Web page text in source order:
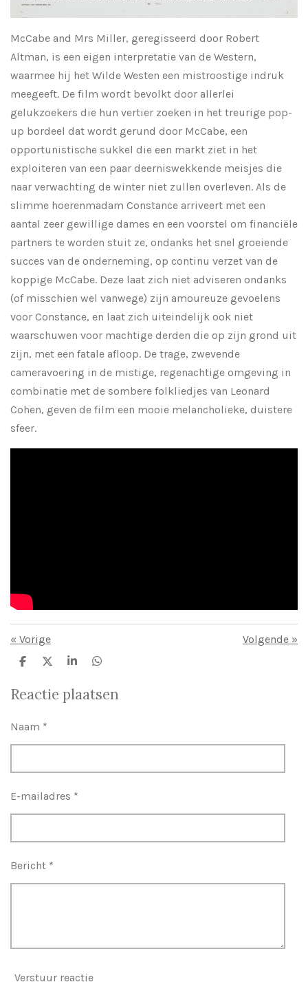
McCabe and Mrs Miller, geregisseerd door Robert
Altman, is een eigen interpretatie van de Western,
waarmee hij het Wilde Westen een mistroostige indruk
meegeeft. De film wordt bevolkt door allerlei
gelukzoekers die hun vertier zoeken in het treurige pop-
up bordeel dat wordt gerund door McCabe, een
opportunistische sukkel die een markt ziet in het
exploiteren van een paar deerniswekkende meisjes die
naar verwachting de winter niet zullen overleven. Als de
slimme hoerenmadam Constance arriveert met een
aantal zeer gewillige dames en een voorstel om financiële
partners te worden stuit ze, ondanks het snel groeiende
succes van de onderneming, op continu verzet van de
koppige McCabe. Deze laat zich niet adviseren ondanks
(of misschien wel vanwege) zijn amoureuze gevoelens
voor Constance, en laat zich uiteindelijk ook niet
waarschuwen voor machtige derden die op zijn grond uit
zijn, met een fatale afloop. De trage, zwevende
cameravoering in de mistige, regenachtige omgeving in
combinatie met de sombere folkliedjes van Leonard
Cohen, geven de film een mooie melancholieke, duistere
sfeer.
« Vorige Volgende »
D
e
D
e
l
S
a
r
D
e
Reactie plaatsen
Naam *
E-mailadres *
Bericht *
Verstuur reactie